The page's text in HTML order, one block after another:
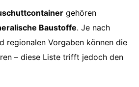
gehören
Baustoffe. Je nach
regionalen Vorgaben können die
– diese Liste trifft jedoch den